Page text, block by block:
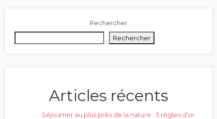
Rechercher
Rechercher
Articles récents
Séjourner au plus près de la nature : 3 règles d’or